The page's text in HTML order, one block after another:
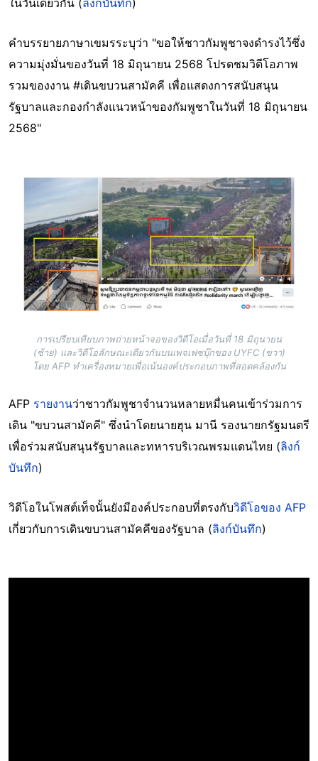
ในวันเดียวกัน (ลิงก์บันทึก)
คำบรรยายภาษาเขมรระบุว่า "ขอให้ชาวกัมพูชาจงดำรงไว้ซึ่ง
ความมุ่งมั่นของวันที่ 18 มิถุนายน 2568 โปรดชมวิดีโอภาพ
รวมของงาน #เดินขบวนสามัคคี เพื่อแสดงการสนับสนุน
รัฐบาลและกองกําลังแนวหน้าของกัมพูชาในวันที่ 18 มิถุนายน
2568"
การเปรียบเทียบภาพถ่ายหน้าจอของวิดีโอเมื่อวันที่ 18 มิถุนายน
(ซ้าย) และวิดีโอลักษณะเดียวกันบนเพจเฟซบุ๊กของ UYFC (ขวา)
โดย AFP ทำเครื่องหมายเพื่อเน้นองค์ประกอบภาพที่สอดคล้องกัน
AFP รายงานว่าชาวกัมพูชาจำนวนหลายหมื่นคนเข้าร่วมการ
เดิน "ขบวนสามัคคี" ซึ่งนำโดยนายฮุน มานี รองนายกรัฐมนตรี
เพื่อร่วมสนับสนุนรัฐบาลและทหารบริเวณพรมแดนไทย (ลิงก์
บันทึก)
วิดีโอในโพสต์เท็จนั้นยังมีองค์ประกอบที่ตรงกับวิดีโอของ AFP
เกี่ยวกับการเดินขบวนสามัคคีของรัฐบาล (ลิงก์บันทึก)